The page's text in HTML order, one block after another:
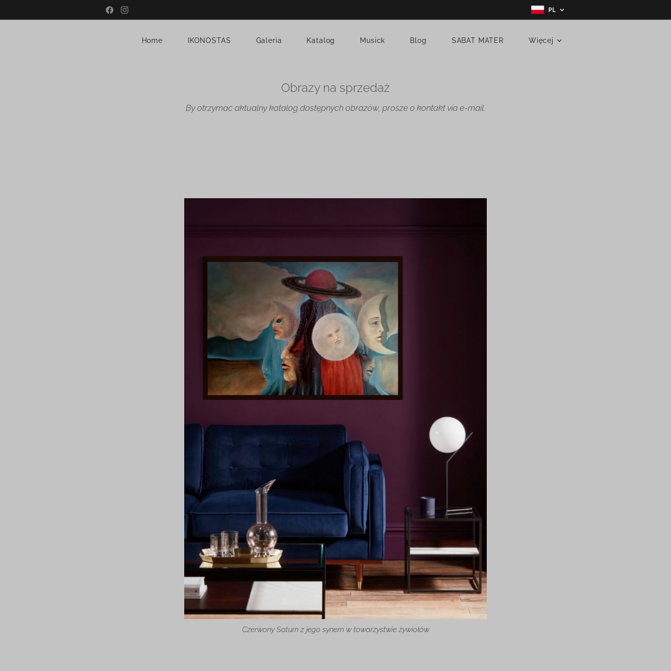
PL
Home IKONOSTAS Galeria Katalog Musick Blog SABAT MATER Więcej
Obrazy na sprzedaż
By otrzymac aktualny katalog dostępnych obrazów, prosze o kontakt via e-mail.
Czerwony Saturn z jego synem w towarzystwie żywiołów